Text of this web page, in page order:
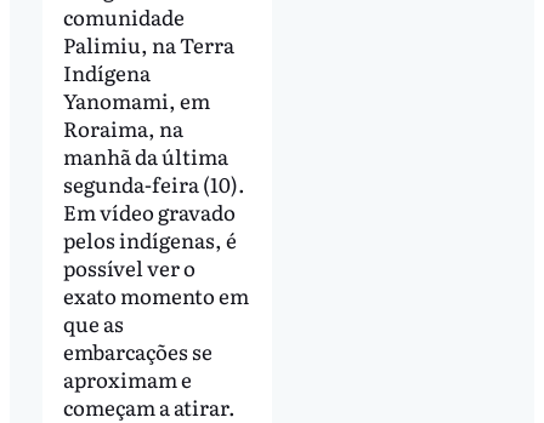
comunidade
Palimiu, na Terra
Indígena
Yanomami, em
Roraima, na
manhã da última
segunda-feira (10).
Em vídeo gravado
pelos indígenas, é
possível ver o
exato momento em
que as
embarcações se
aproximam e
começam a atirar.